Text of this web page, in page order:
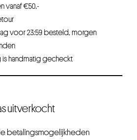
vanaf €50,-
voor 23:59 besteld, morgen
handmatig gecheckt
uitverkocht
betalingsmogelijkheden